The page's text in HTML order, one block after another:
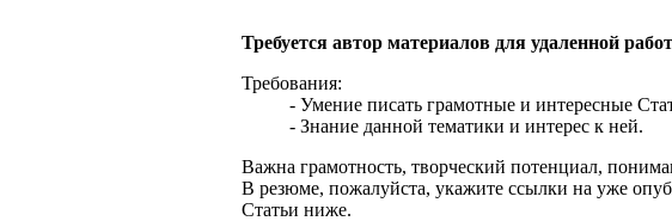
Требуется автор материалов для удаленной
Требования:
- Умение писать грамотные и интересные
- Знание данной тематики и интерес к ней.
Важна грамотность, творческий потенциал,
В резюме, пожалуйста, укажите ссылки на уже
Статьи ниже.